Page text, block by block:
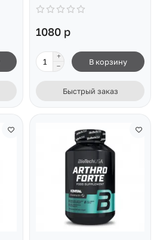
1080 р
В корзину
Быстрый заказ